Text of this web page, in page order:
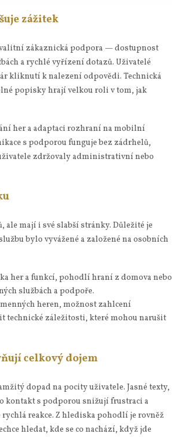
zážitek
zákaznická podpora — dostupnost
a rychlé vyřízení dotazů. Uživatelé
kliknutí k nalezení odpovědi. Technická
popisky hrají velkou roli v tom, jak
her a adaptaci rozhraní na mobilní
s podporou funguje bez zádrhelů,
zdržovaly administrativní nebo
mají i své slabší stránky. Důležité je
bylo vyvážené a založené na osobních
her a funkcí, pohodlí hraní z domova nebo
službách a podpoře.
heren, možnost zahlcení
technické záležitosti, které mohou narušit
celkový dojem
dopad na pocity uživatele. Jasné texty,
kontakt s podporou snižují frustraci a
reakce. Z hlediska pohodlí je rovněž
hledat, kde se co nachází, když jde